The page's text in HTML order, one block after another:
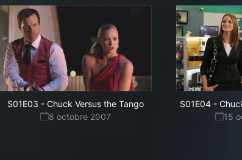
S01E03 - Chuck Versus the Tango
8 octobre 2007
S01E04 -
15